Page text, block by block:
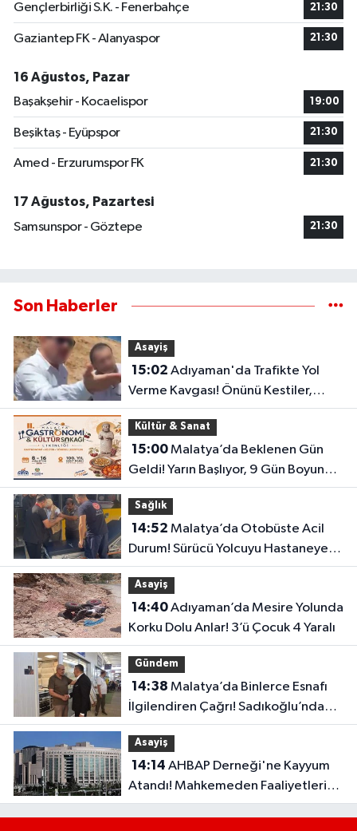
Gençlerbirliği S.K. - Fenerbahçe 21:30
Gaziantep FK - Alanyaspor 21:30
16 Ağustos, Pazar
Başakşehir - Kocaelispor
19:00
Beşiktaş - Eyüpspor 21:30
Amed - Erzurumspor FK 21:30
17 Ağustos, Pazartesi
Samsunspor - Göztepe
21:30
Son Haberler
Asayiş
15:02
Verme Kavgası! Önünü Kestiler,
Saldırı Girişimi Kamerada
Kültür & Sanat
15:00Malatya’da Beklenen Gün
Geldi! Yarın Başlıyor, 9 Gün Boyunca
Sürecek
Sağlık
14:52
Durum! Sürücü Yolcuyu Hastaneye
Yetiştirdi
Asayiş
14:40Adıyaman’da Mesire Yolunda
Korku Dolu Anlar! 3’ü Çocuk 4 Yaralı
Gündem
14:38
İlgilendiren Çağrı! Sadıkoğlu’ndan
Kura Fazlası İşyerleri İçin Yeni Talep
Asayiş
14:14
Atandı! Mahkemeden Faaliyetleri
Durdurma Kararı..